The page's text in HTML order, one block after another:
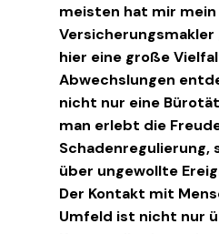
meisten hat mir
Versicherungsmakler
hier eine große
Abwechslungen
nicht nur eine
man erlebt die
Schadenregulierung,
über ungewollte
Der Kontakt mit
Umfeld ist nicht nur